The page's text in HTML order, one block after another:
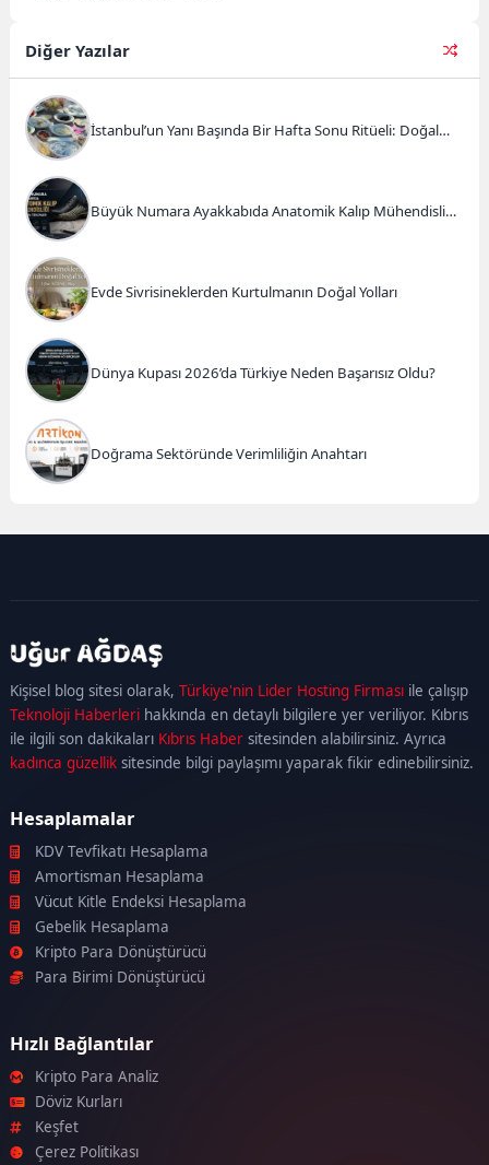
hizmete giren WMaracı, çok
kısa...
Diğer Yazılar
İstanbul’un Yanı Başında Bir Hafta Sonu Ritüeli: Doğal
Büyük Numara Ayakkabıda Anatomik Kalıp Mühendisliği
Evde Sivrisineklerden Kurtulmanın Doğal Yolları
Dünya Kupası 2026’da Türkiye Neden Başarısız Oldu?
Doğrama Sektöründe Verimliliğin Anahtarı
Kişisel blog sitesi olarak,Türkiye'nin Lider Hosting Firması ile çalışıp
Teknoloji Haberleri hakkında en detaylı bilgilere yer veriliyor. Kıbrıs
ile ilgili son dakikaları Kıbrıs Haber sitesinden alabilirsiniz. Ayrıca
kadınca güzellik sitesinde bilgi paylaşımı yaparak fikir edinebilirsiniz.
kadıköy
escortmaltepe
escortataşehir
escortümraniye
escort
Hesaplamalar
KDV Tevfikatı Hesaplama
Amortisman Hesaplama
Vücut Kitle Endeksi Hesaplama
Gebelik Hesaplama
Kripto Para Dönüştürücü
Para Birimi Dönüştürücü
Hızlı Bağlantılar
Kripto Para Analiz
Döviz Kurları
Keşfet
Çerez Politikası